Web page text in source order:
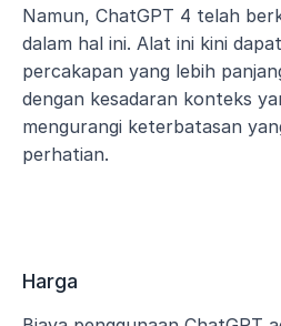
Namun, ChatGPT 4 telah
dalam hal ini. Alat ini kini
percakapan yang lebih
dengan kesadaran konteks
mengurangi keterbatasan
perhatian.
Harga